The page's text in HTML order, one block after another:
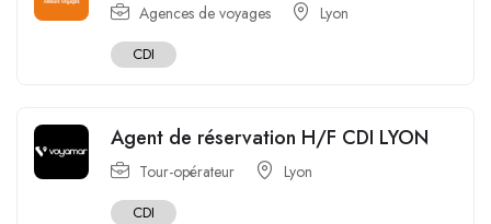
Agences de voyages Lyon
CDI
Agent de réservation H/F CDI LYON
Tour-opérateur Lyon
CDI